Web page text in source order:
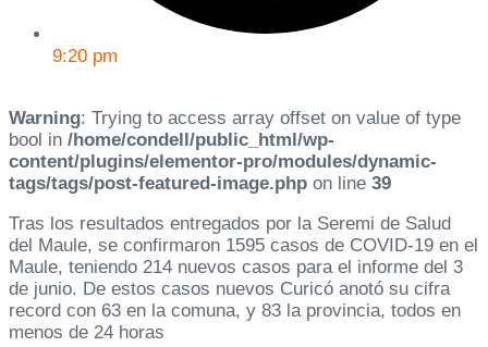
9:20 pm
Warning: Trying to access array offset on value of type
bool in /home/condell/public_html/wp-
content/plugins/elementor-pro/modules/dynamic-
tags/tags/post-featured-image.php on line 39
Tras los resultados entregados por la Seremi de Salud
del Maule, se confirmaron 1595 casos de COVID-19 en el
Maule, teniendo 214 nuevos casos para el informe del 3
de junio. De estos casos nuevos Curicó anotó su cifra
record con 63 en la comuna, y 83 la provincia, todos en
menos de 24 horas